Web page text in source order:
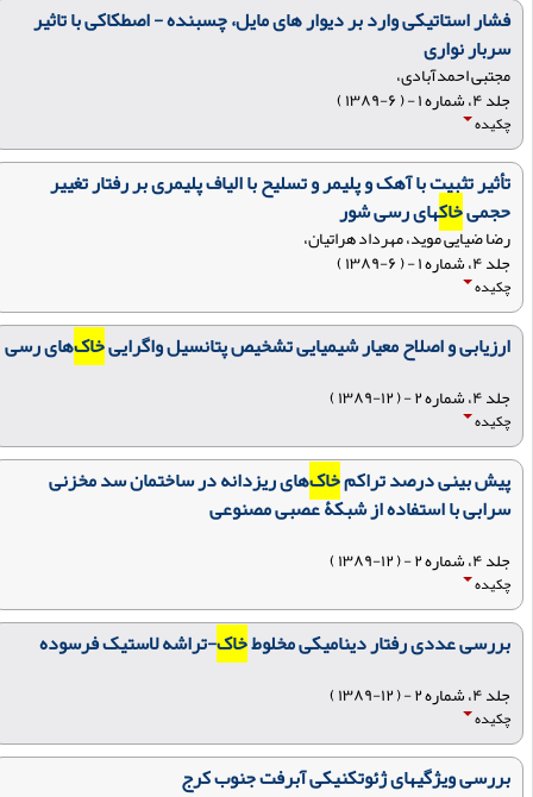
فشار استاتیکی وارد بر دیوار های مایل، چسبنده - اصطکاکی با تاثیر
سربار نواری
مجتبی احمدآبادی،
جلد ۴، شماره ۱ - ( ۶-۱۳۸۹ )
چکیده
تأثیر تثبیت با آهک و پلیمر و تسلیح با الیاف پلیمری بر رفتار تغییر
حجمیخاکهای رسی شور
رضا ضیایی موید، مهرداد هراتیان،
جلد ۴، شماره ۱ - ( ۶-۱۳۸۹ )
چکیده
ارزیابی و اصلاح معیار شیمیایی تشخیص پتانسیل واگراییخاک‌های رسی
جلد ۴، شماره ۲ - ( ۱۲-۱۳۸۹ )
چکیده
پیش بینی درصد تراکمخاک‌های ریزدانه در ساختمان سد مخزنی
سرابی با استفاده از شبکۀ عصبی مصنوعی
جلد ۴، شماره ۲ - ( ۱۲-۱۳۸۹ )
چکیده
بررسی عددی رفتار دینامیکی مخلوطخاک-تراشه لاستیک فرسوده
جلد ۴، شماره ۲ - ( ۱۲-۱۳۸۹ )
چکیده
بررسی ویژگیهای ژئوتکنیکی آبرفت جنوب کرج